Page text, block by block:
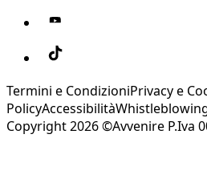
Termini e CondizioniPrivacy e
PolicyAccessibilità
Copyright 2026 ©Avvenire P.Iva